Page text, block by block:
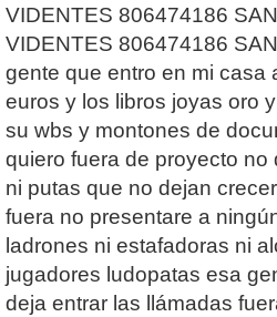
VIDENTES 806474186
VIDENTES 806474186
gente que entro en mi casa
euros y los libros joyas oro
su wbs y montones de
quiero fuera de proyecto
ni putas que no dejan
fuera no presentare a
ladrones ni estafadoras ni
jugadores ludopatas esa
deja entrar las llámadas